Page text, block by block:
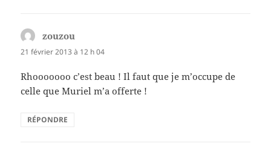
zouzou
21 février 2013 à 12 h 04
Rhooooooo c’est beau ! Il faut que je m’occupe de
celle que Muriel m’a offerte !
RÉPONDRE